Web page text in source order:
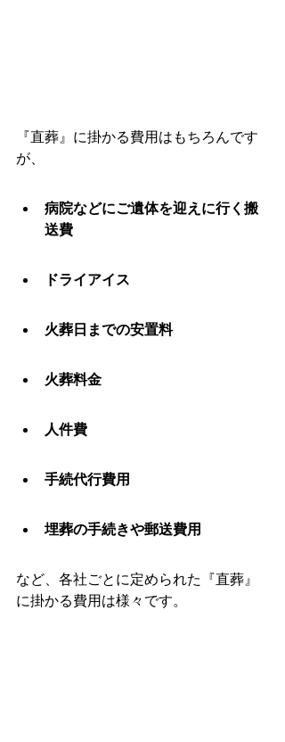
『直葬』に掛かる費用はもちろんです
が、
病院などにご遺体を迎えに行く搬
送費
ドライアイス
火葬日までの安置料
火葬料金
人件費
手続代行費用
埋葬の手続きや郵送費用
など、各社ごとに定められた『直葬』
に掛かる費用は様々です。